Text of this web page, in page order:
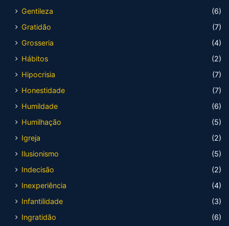
Gentileza
(6)
Gratidão
(7)
Grosseria
(4)
Hábitos
(2)
Hipocrisia
(7)
Honestidade
(7)
Humildade
(6)
Humilhação
(5)
Igreja
(2)
Ilusionismo
(5)
Indecisão
(2)
Inexperiência
(4)
Infantilidade
(3)
Ingratidão
(6)